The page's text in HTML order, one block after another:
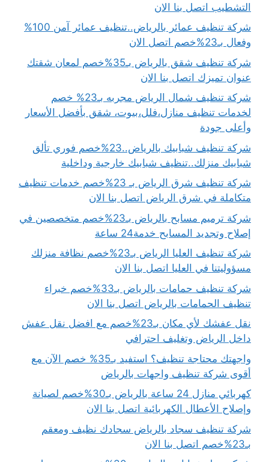
التشطيب اتصل بنا الان
شركة تنظيف عمائر بالرياض..تنظيف عمائر آمن 100%
وفعال بـ23%خصم اتصل الان
شركة تنظيف شقق بالرياض بـ35%خصم لمعان شقتك
عنوان تميزك اتصل بنا الان
شركة تنظيف شمال الرياض مجربه بـ23% خصم
لخدمات تنظيف منازل،فلل،بيوت، شقق بأفضل الأسعار
وأعلى جودة
شركة تنظيف شبابيك بالرياض..23%خصم فوري تألق
شبابيك منزلك..تنظيف شبابيك خارجية وداخلية
شركة تنظيف شرق الرياض بـ 23%خصم خدمات تنظيف
متكاملة في شرق الرياض اتصل بنا الان
شركة ترميم مسابح بالرياض بـ23%خصم متخصصين في
إصلاح وتجديد المسابح خدمة24 ساعة
شركة تنظيف العليا الرياض بـ23%خصم نظافة منزلك
مسؤوليتنا في العليا اتصل بنا الان
شركة تنظيف حمامات بالرياض بـ33%خصم خبراء
تنظيف الحمامات بالرياض اتصل بنا الان
نقل عفشك لأي مكان بـ23%خصم مع افضل نقل عفش
داخل الرياض وتغليف احترافي
واجهتك محتاجة تنظيف؟ استفيد بـ35% خصم الآن مع
أقوى شركة تنظيف واجهات بالرياض
كهربائي منازل 24 ساعة بالرياض بـ30%خصم لصيانة
وإصلاح الأعطال الكهربائية اتصل بنا الان
شركة تنظيف سجاد بالرياض سجادك نظيف ومعقم
بـ23%خصم اتصل بنا الان